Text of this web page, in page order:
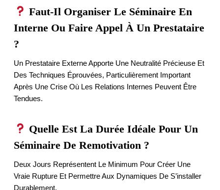
Faut-Il Organiser Le Séminaire En
Interne Ou Faire Appel À Un Prestataire
?
Un Prestataire Externe Apporte Une Neutralité Précieuse Et
Des Techniques Éprouvées, Particulièrement Important
Après Une Crise Où Les Relations Internes Peuvent Être
Tendues.
Quelle Est La Durée Idéale Pour Un
Séminaire De Remotivation ?
Deux Jours Représentent Le Minimum Pour Créer Une
Vraie Rupture Et Permettre Aux Dynamiques De S’installer
Durablement.